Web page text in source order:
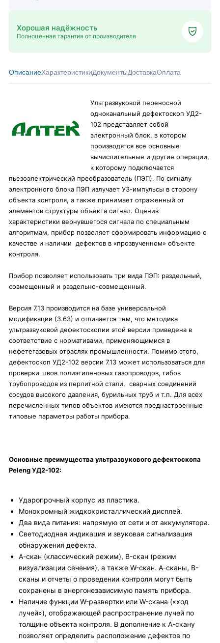
Хорошая надёжность
Полноценная гарантия от производителя
ОписаниеХарактеристикиДокументыДоставкаОплата
Ультразвуковой переносной
одноканальный дефектоскоп УД2-
102 представляет собой
электронный блок, в котором
производятся все основные
вычислительные и другие операции,
к которому подключается
пьезоэлектрический преобразователь (ПЭП). По сигналу
электронного блока ПЭП излучает УЗ-импульсы в сторону
объекта контроля, а также принимает отраженный от
элементов структуры объекта сигнал. Оценив
характеристики вернувшегося сигнала по специальным
алгоритмам, прибор позволяет сформировать информацию о
качестве и наличии дефектов в «прозвученном» объекте
контроля.
Прибор позволяет использовать три вида ПЭП: раздельный,
совмещенный и раздельно-совмещенный.
Версия 7.13 производится на базе универсальной
модификации (3.63) и отличается тем, что методика
ультразвуковой дефектоскопии этой версии приведена в
соответствие с нормативами, применяющимися в
нефетегазовых отраслях промышленности. Помимо этого,
дефектоскоп УД2-102 версии 7.13 может использоваться для
проверки швов полиэтиленовых газопроводов, гибов
трубопроводов из перлитной стали, сварных соединений
сосудов высокого давления, бурильных труб и т.п. Для всех
перечисленных типов объектов имеются преднастроенные
типовые параметры работы прибора.
Основные преимущества ультразвукового дефектоскопа
PelengУД2-102:
Ударопрочный корпус из пластика.
Монохромный жидкокристаллический дисплей.
Два вида питания: напрямую от сети и от аккумулятора.
Светодиодная индикация и звуковая сигнализация
обнаружения дефекта.
А-скан (классический режим), B-скан (режим
визуализации сечения), а также W-скан. А-сканы, B-
сканы и отчеты о проведении контроля могут быть
сохранены в энергонезависимую память прибора.
Наличие функции W-развертки или W-скана («ход
лучей»), отображающей распространение лучей по
толщине объекта контроля. В дополнение к А-скану
позволяет определить расположение дефектов по